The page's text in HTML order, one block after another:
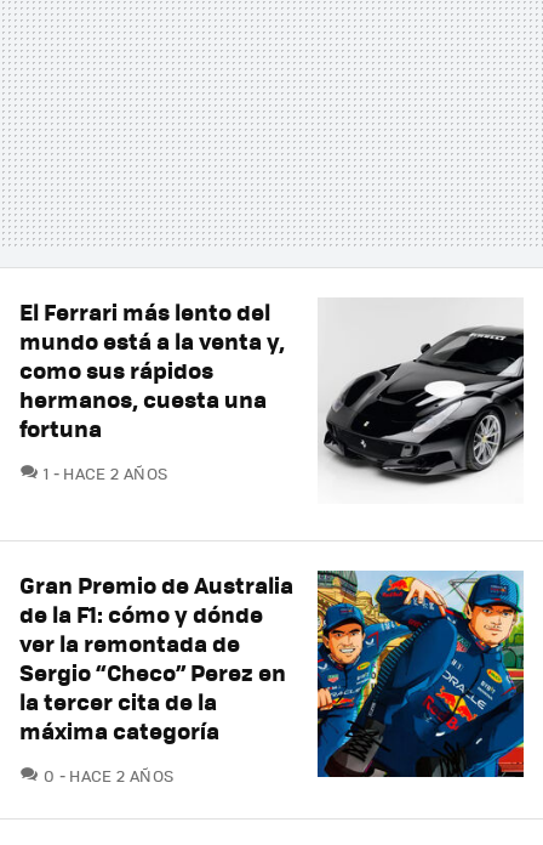
El Ferrari más lento del
mundo está a la venta y,
como sus rápidos
hermanos, cuesta una
fortuna
1 COMENTARIOS
HACE 2 AÑOS
Gran Premio de Australia
de la F1: cómo y dónde
ver la remontada de
Sergio “Checo” Perez en
la tercer cita de la
máxima categoría
0 COMENTARIOS
HACE 2 AÑOS